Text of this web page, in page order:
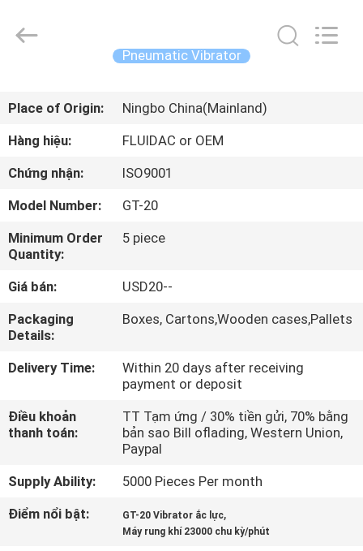
CHỦ
CÁC
SẢN
VỀ
TÔI
THAM
NHÀ
MÁY
FLUID
AUTOMATIC
Pneumatic Vibrator
Place of Origin:
Ningbo China(Mainland)
Hàng hiệu:
FLUIDAC or OEM
Chứng nhận:
ISO9001
Model Number:
GT-20
Minimum Order
Quantity:
5 piece
Giá bán:
USD20--
Packaging
Details:
Boxes, Cartons,Wooden cases,Pallets
Delivery Time:
Within 20 days after receiving
payment or deposit
Điều khoản
thanh toán:
TT Tạm ứng / 30% tiền gửi, 70% bằng
bản sao Bill oflading, Western Union,
Paypal
Supply Ability:
5000 Pieces Per month
Điểm nổi bật:
GT-20 Vibrator ắc lực,
Máy rung khí 23000 chu kỳ/phút